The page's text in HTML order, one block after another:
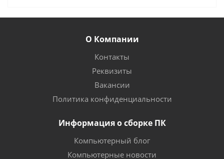
О Компании
Контакты
Реквизиты
Вакансии
Политика конфиденциальности
Информация о сборке ПК
Компьютерный блог
Компьютерные новости